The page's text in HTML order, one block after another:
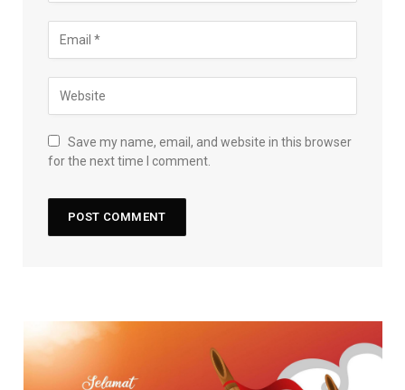
Save my name, email, and website in this browser
for the next time I comment.